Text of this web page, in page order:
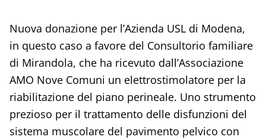
Nuova donazione per l’Azienda USL di Modena,
in questo caso a favore del Consultorio familiare
di Mirandola, che ha ricevuto dall’Associazione
AMO Nove Comuni un elettrostimolatore per la
riabilitazione del piano perineale. Uno strumento
prezioso per il trattamento delle disfunzioni del
sistema muscolare del pavimento pelvico con